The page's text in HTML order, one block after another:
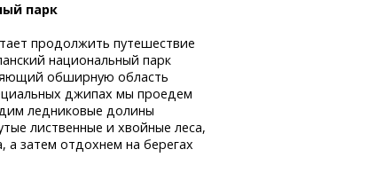
парк
продолжить путешествие
национальный парк
обширную область
джипах мы проедем
ледниковые долины
лиственные и хвойные леса,
а затем отдохнем на берегах